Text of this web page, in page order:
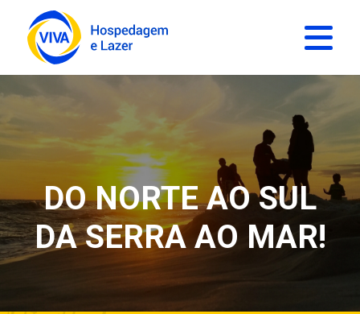
DO NORTE AO SUL
DA SERRA AO MAR!